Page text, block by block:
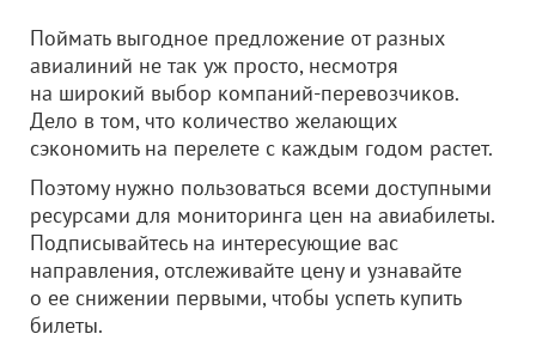
Поймать выгодное предложение от разных
авиалиний не так уж просто, несмотря
на широкий выбор компаний-перевозчиков.
Дело в том, что количество желающих
сэкономить на перелете с каждым годом растет.
Поэтому нужно пользоваться всеми доступными
ресурсами для мониторинга цен на авиабилеты.
Подписывайтесь на интересующие вас
направления, отслеживайте цену и узнавайте
о ее снижении первыми, чтобы успеть купить
билеты.